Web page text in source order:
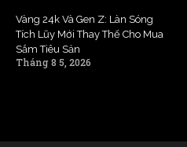
Vàng 24k Và Gen Z: Làn Sóng
Tích Lũy Mới Thay Thế Cho Mua
Sắm Tiêu Sản
Tháng 8 5, 2026